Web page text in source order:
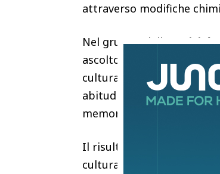
attraverso modifiche
Nel gruppo delleattività
ascolto musicale, visite a
culturali, ma anche
abitudine, quindi, ma un
memoria, movimento
Il risultato principale
culturali almeno tre volte